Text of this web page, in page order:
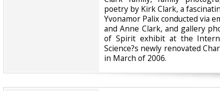
poetry by Kirk Clark, a
Yvonamor Palix conducted via
and Anne Clark, and gallery
of Spirit exhibit at the
Science?s newly renovated
in March of 2006.‎